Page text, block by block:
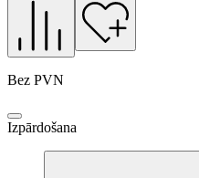
Bez PVN
Izpārdošana